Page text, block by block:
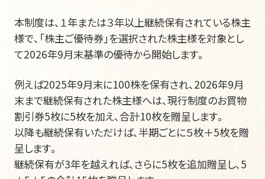
本制度は、１年または３年以上継続保有されている株主
様で、「株主ご優待券」を選択された株主様を対象とし
て2026年9月末基準の優待から開始します。
例えば2025年9月末に100株を保有され、2026年9月
末まで継続保有された株主様へは、現行制度のお買物
割引券5枚に5枚を加え、合計10枚を贈呈します。
以降も継続保有いただけば、半期ごとに５枚＋5枚を贈
呈します。
継続保有が3年を越えれば、さらに5枚を追加贈呈し、5